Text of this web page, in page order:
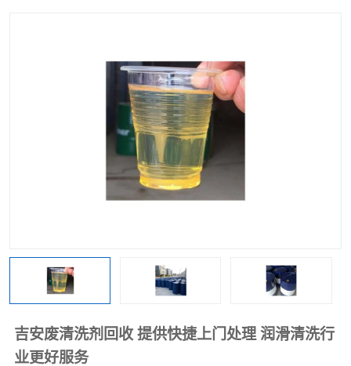
吉安废清洗剂回收 提供快捷上门处理 润滑清洗行
业更好服务
上门回收废清洗剂